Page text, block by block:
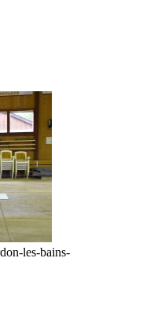
les-bains-